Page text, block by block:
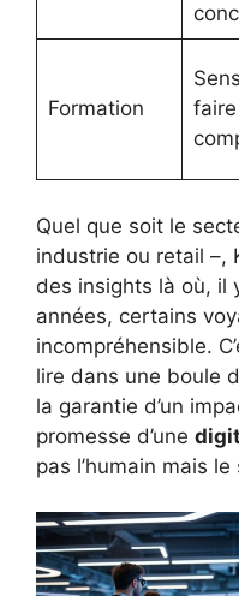
Formation
Quel que soit le
industrie ou retail –,
des insights là où, il
années, certains
incompréhensible.
lire dans une boule
la garantie d’un
promesse d’une
pas l’humain mais